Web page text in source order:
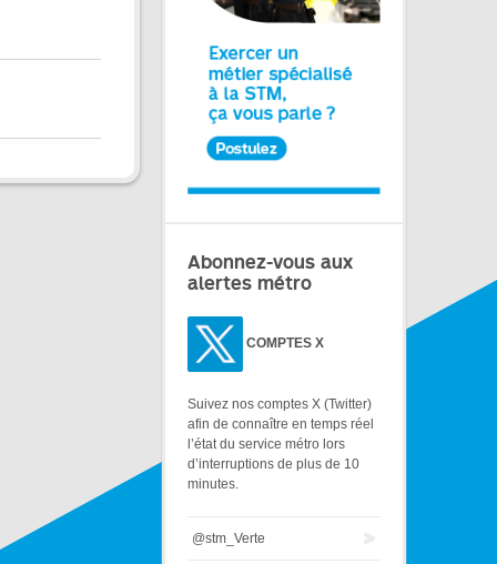
Abonnez-vous aux
alertes métro
COMPTES X
Suivez nos comptes X (Twitter)
afin de connaître en temps réel
l’état du service métro lors
d’interruptions de plus de 10
minutes.
@stm_Verte